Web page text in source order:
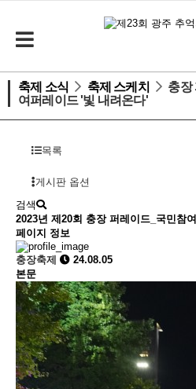
축제 소식 축제 스케치
충장
여퍼레이드 '빛 내려온다'
목록
게시판 옵션
검색
2023년 제20회 충장 퍼레이드_국민참
페이지 정보
충장축제
24.08.05
본문